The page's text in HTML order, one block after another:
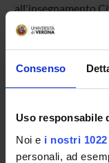
Consenso
Uso responsabile
Noi e i nostri
personali, ad
all'insegnamento
OFFERTA
SUPERIORE